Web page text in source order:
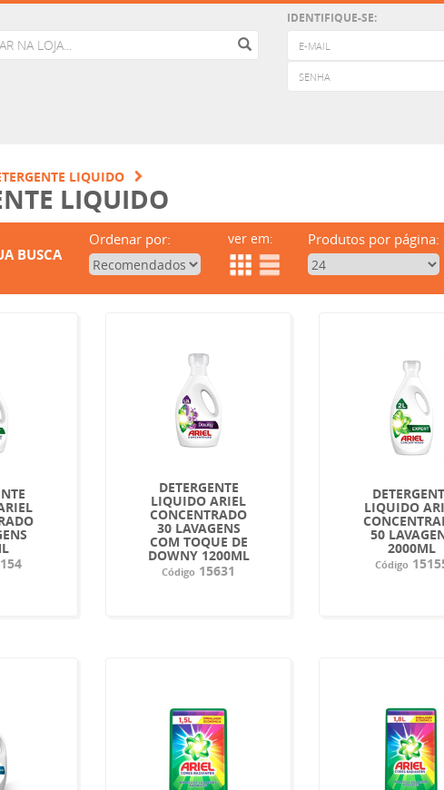
IDENTIFIQUE-SE:
LIQUIDO
LIQUIDO
BUSCA
Ordenar por: ver em: Produtos por página:
DETERGENTE
LIQUIDO ARIEL
CONCENTRADO
30 LAVAGENS
COM TOQUE DE
DOWNY 1200ML
Código 15631
LIQUIDO
50
2000ML
Código